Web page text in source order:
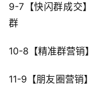
9-7【快闪群成交
群
10-8【精准群营销
11-9【朋友圈营销